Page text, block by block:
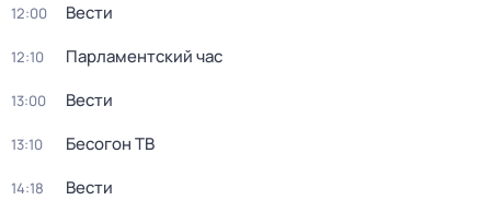
12:00 Вести
12:10 Парламентский час
13:00 Вести
13:10 Бесогон ТВ
14:18 Вести